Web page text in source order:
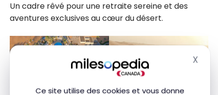
Ce site utilise des cookies et vous donne
X
Un cadre rêvé pour une retraite sereine et des
aventures exclusives au cœur du désert.